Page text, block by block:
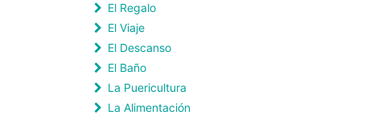
El Regalo
El Viaje
El Descanso
El Baño
La Puericultura
La Alimentación